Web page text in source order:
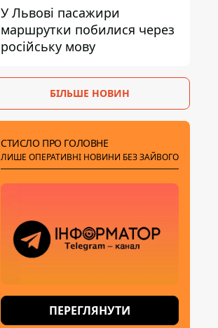
У Львові пасажири
маршрутки побилися через
російську мову
БІЛЬШЕ НОВИН
СТИСЛО ПРО ГОЛОВНЕ
ЛИШЕ ОПЕРАТИВНІ НОВИНИ БЕЗ ЗАЙВОГО
ПЕРЕГЛЯНУТИ